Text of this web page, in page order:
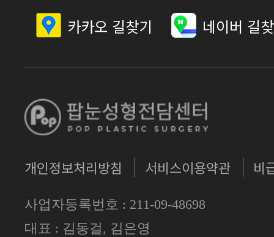
카카오 길찾기 네이버 길
개인정보처리방침 서비스이용약관 비
사업자등록번호 : 211-09-48698
대표 : 김동걸, 김은영